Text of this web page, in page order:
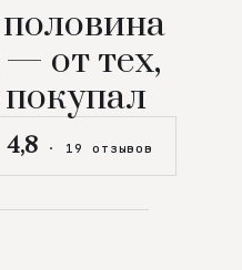
— от тех,
4,8 · 19 отзывов